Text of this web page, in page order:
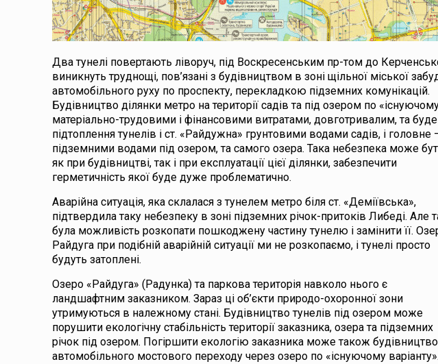
Два тунелі повертають ліворуч, під Воскресенським пр-том до
виникнуть труднощі, пов’язані з будівництвом в зоні щільної міської
автомобільного руху по проспекту, перекладкою підземних комунікацій.
Будівництво ділянки метро на території садів та під озером по
матеріально-трудовими і фінансовими витратами, довготривалим, та буде
підтоплення тунелів і ст. «Райдужна» грунтовими водами садів, і головне
підземними водами під озером, та самого озера. Така небезпека може
як при будівництві, так і при експлуатації цієї ділянки, забезпечити
герметичність якої буде дуже проблематично.
Аварійна ситуація, яка склалася з тунелем метро біля ст. «Деміївська»,
підтвердила таку небезпеку в зоні підземних річок-притоків Либеді. Але
була можливість розкопати пошкоджену частину тунелю і замінити її.
Райдуга при подібній аварійній ситуації ми не розкопаємо, і тунелі просто
будуть затоплені.
Озеро «Райдуга» (Радунка) та паркова територія навколо нього є
ландшафтним заказником. Зараз ці об’єкти природо-охоронної зони
утримуються в належному стані. Будівництво тунелів під озером може
порушити екологічну стабільність території заказника, озера та підземних
річок під озером. Погіршити екологію заказника може також будівництво
автомобільного мостового переходу через озеро по «існуючому варіанту».